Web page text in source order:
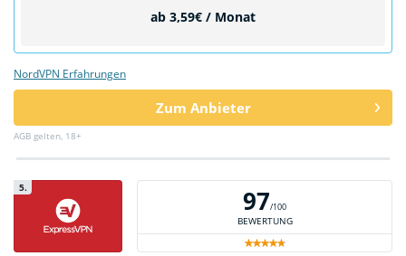
ab 3,59€ / Monat
NordVPN Erfahrungen
Zum Anbieter
AGB gelten, 18+
5. 97/100
BEWERTUNG